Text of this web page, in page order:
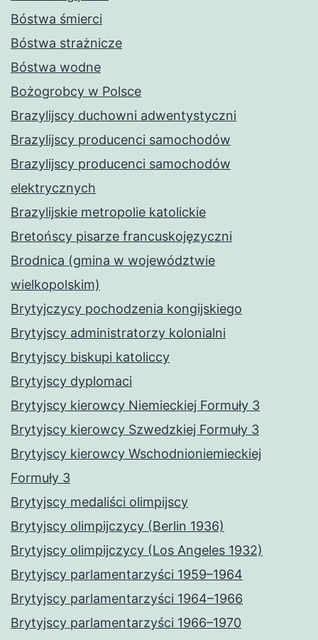
Bóstwa śmierci
Bóstwa strażnicze
Bóstwa wodne
Bożogrobcy w Polsce
Brazylijscy duchowni adwentystyczni
Brazylijscy producenci samochodów
Brazylijscy producenci samochodów
elektrycznych
Brazylijskie metropolie katolickie
Bretońscy pisarze francuskojęzyczni
Brodnica (gmina w województwie
wielkopolskim)
Brytyjczycy pochodzenia kongijskiego
Brytyjscy administratorzy kolonialni
Brytyjscy biskupi katoliccy
Brytyjscy dyplomaci
Brytyjscy kierowcy Niemieckiej Formuły 3
Brytyjscy kierowcy Szwedzkiej Formuły 3
Brytyjscy kierowcy Wschodnioniemieckiej
Formuły 3
Brytyjscy medaliści olimpijscy
Brytyjscy olimpijczycy (Berlin 1936)
Brytyjscy olimpijczycy (Los Angeles 1932)
Brytyjscy parlamentarzyści 1959–1964
Brytyjscy parlamentarzyści 1964–1966
Brytyjscy parlamentarzyści 1966–1970